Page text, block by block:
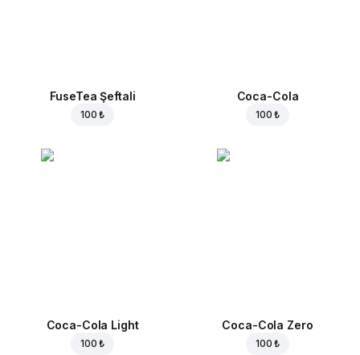
FuseTea Şeftali
100 ₺
Coca-Cola
100 ₺
Coca-Cola Light
100 ₺
Coca-Cola Zero
100 ₺